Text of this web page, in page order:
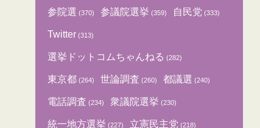
参院選 (370) 参議院選挙 (359) 自民党 (333)
Twitter (313)
選挙ドットコムちゃんねる (282)
東京都 (264) 世論調査 (260) 都議選 (240)
電話調査 (234) 衆議院選挙 (230)
統一地方選挙 (227) 立憲民主党 (218)